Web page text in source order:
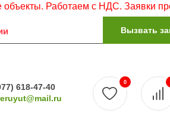
Работаем с НДС. Заявки просьба
Вызвать
618-47-40
0